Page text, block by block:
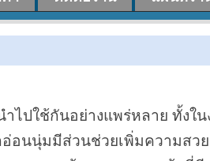
ปใช้กันอย่างแพร่หลาย ทั้งใ
อนนุ่มมีส่วนช่วยเพิ่มความสว